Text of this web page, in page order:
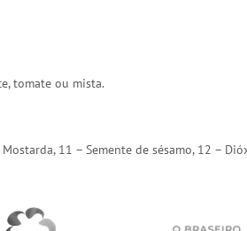
tomate ou mista.
11 – Semente de sésamo, 12 –